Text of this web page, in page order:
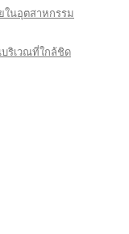
ในอุตสาหกรรม
ริเวณที่ใกล้ชิด